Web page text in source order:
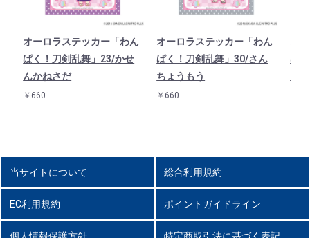
オーロラステッカー「わん
ぱく！刀剣乱舞」23/かせ
んかねさだ
￥660
オーロラステッカー「わん
ぱく！刀剣乱舞」30/さん
ちょうもう
￥660
ぱ
当サイトについて 総合利用規約
EC利用規約 ポイントガイドライン